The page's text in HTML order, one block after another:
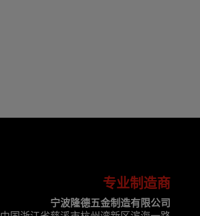
专业制造商
宁波隆德五金制造有限公司